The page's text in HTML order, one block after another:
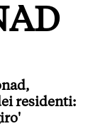
residenti: